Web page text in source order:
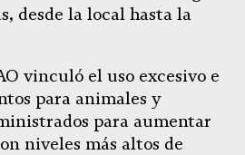
desde la local hasta la
vinculó el uso excesivo e
para animales y
para aumentar
niveles más altos de